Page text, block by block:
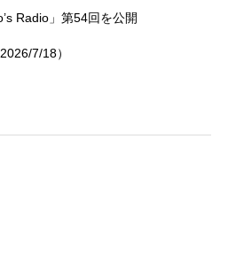
Radio」第54回を公開
7/18）